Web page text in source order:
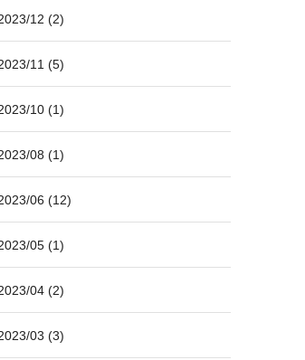
12 (2)
11 (5)
10 (1)
08 (1)
06 (12)
05 (1)
04 (2)
03 (3)